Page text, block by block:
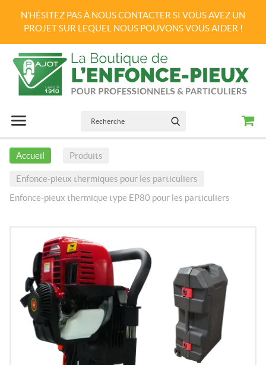
N'HÉSITEZ PAS À NOUS CONTACTER SI VOUS AVEZ UN
PROJET SUR LEQUEL NOUS POUVONS VOUS AIDER !
Recherche
OK
Passer
Menu principal
Menu
Accueil Produits
Enfonce-pieux thermiques pour les particuliers
Enfonce-pieux thermique type EP80 pour les particuliers